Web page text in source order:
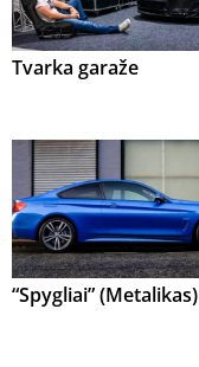
Tvarka garaže
“Spygliai” (Metalikas)